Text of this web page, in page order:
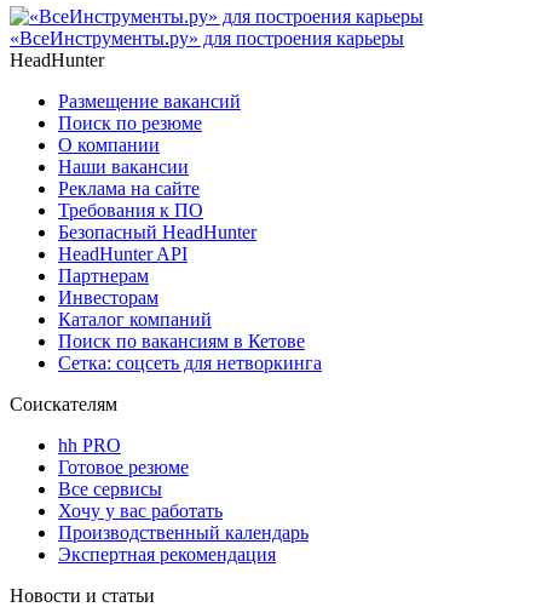
«ВсеИнструменты.ру» для построения карьеры
HeadHunter
Размещение вакансий
Поиск по резюме
О компании
Наши вакансии
Реклама на сайте
Требования к ПО
Безопасный HeadHunter
HeadHunter API
Партнерам
Инвесторам
Каталог компаний
Поиск по вакансиям в Кетове
Сетка: соцсеть для нетворкинга
Соискателям
hh PRO
Готовое резюме
Все сервисы
Хочу у вас работать
Производственный календарь
Экспертная рекомендация
Новости и статьи